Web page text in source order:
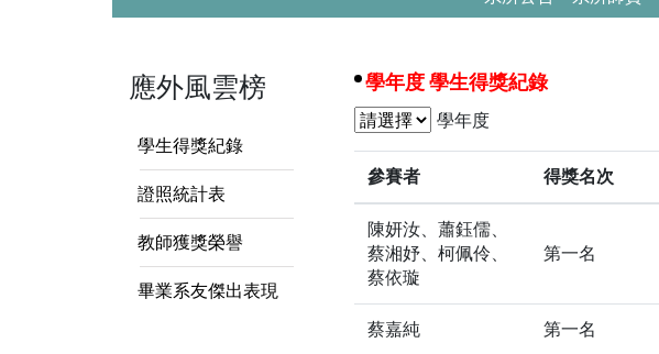
應外風雲榜
學生得獎紀錄
證照統計表
教師獲獎榮譽
畢業系友傑出表現
學年度 學生得獎紀錄
學年度
參賽者 得獎名次
第一名
第一名